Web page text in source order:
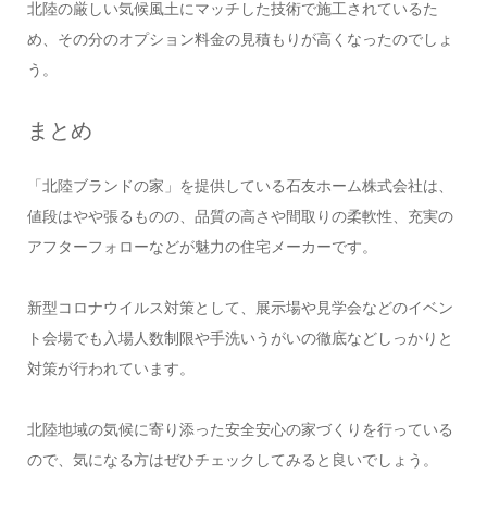
北陸の厳しい気候風土にマッチした技術で施工されているた
め、その分のオプション料金の見積もりが高くなったのでしょ
う。
まとめ
「北陸ブランドの家」を提供している石友ホーム株式会社は、
値段はやや張るものの、品質の高さや間取りの柔軟性、充実の
アフターフォローなどが魅力の住宅メーカーです。
新型コロナウイルス対策として、展示場や見学会などのイベン
ト会場でも入場人数制限や手洗いうがいの徹底などしっかりと
対策が行われています。
北陸地域の気候に寄り添った安全安心の家づくりを行っている
ので、気になる方はぜひチェックしてみると良いでしょう。